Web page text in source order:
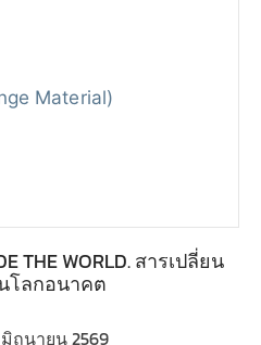
THE WORLD. สารเปลี่ยน
โลกอนาคต
ถุนายน 2569